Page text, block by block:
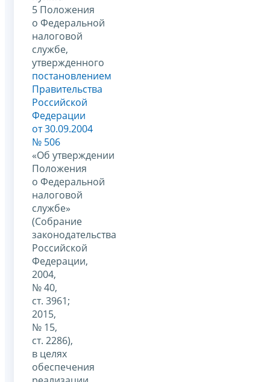
5 Положения
о Федеральной
налоговой
службе,
утвержденного
постановлением
Правительства
Российской
Федерации
от 30.09.2004
№ 506
«Об утверждении
Положения
о Федеральной
налоговой
службе»
(Собрание
законодательства
Российской
Федерации,
2004,
№ 40,
ст. 3961;
2015,
№ 15,
ст. 2286),
в целях
обеспечения